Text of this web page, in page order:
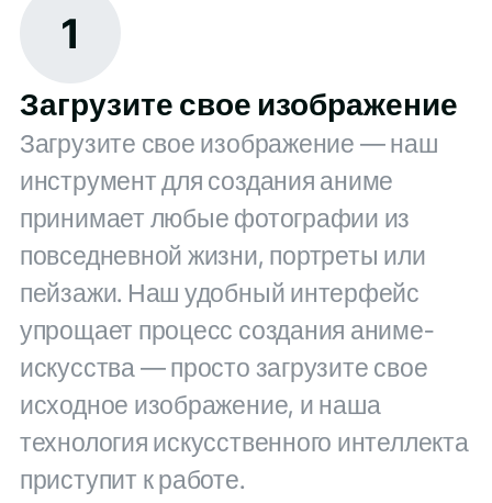
1
Загрузите свое изображение
Загрузите свое изображение — наш
инструмент для создания аниме
принимает любые фотографии из
повседневной жизни, портреты или
пейзажи. Наш удобный интерфейс
упрощает процесс создания аниме-
искусства — просто загрузите свое
исходное изображение, и наша
технология искусственного интеллекта
приступит к работе.